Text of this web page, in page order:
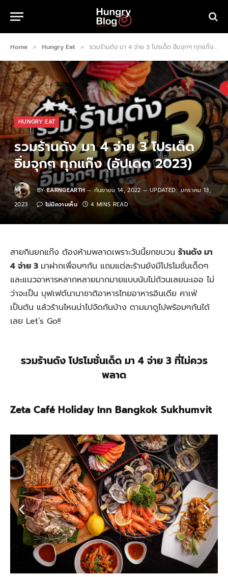
Home » Hungry Eat » รวมร้านดัง มา 4 จ่าย 3 โปรเด็ด อิ่มจุกๆ ทุกแก๊ง (อัปเดต 2023)
HUNGRY EAT
รวมร้านดัง มา 4 จ่าย 3 โปรเด็ด
อิ่มจุกๆ ทุกแก๊ง (อัปเดต 2023)
BY EARNGEARTH กันยายน 14, 2022 UPDATED: มกราคม 13,
2023
ไม่มีความเห็น 4 MINS READ
สายกินยกแก๊ง ต้องห้ามพลาดเพราะวันนี้ยกขบวน ร้านดัง มา
4 จ่าย 3 มาฝากเพื่อนๆกัน แถมแต่ละร้านยังมีโปรโมชั่นเด็ดๆ
และแนวอาหารหลากหลายมากมายแบบนับไม่ถ้วนเลยนะเออ ไม่
ว่าจะเป็น บุฟเฟต์นานาชาติอาหารไทยอาหารอินเดีย คาเฟ่
เป็นต้น แล้วร้านไหนน่าไปจัดกันบ้าง ตามมาดูไปพร้อมๆกันได้
เลย Let’s Go!!
รวมร้านดัง โปรโมชั่นเด็ด มา 4 จ่าย 3 ที่ไม่ควร
พลาด
Zeta Café Holiday Inn Bangkok Sukhumvit